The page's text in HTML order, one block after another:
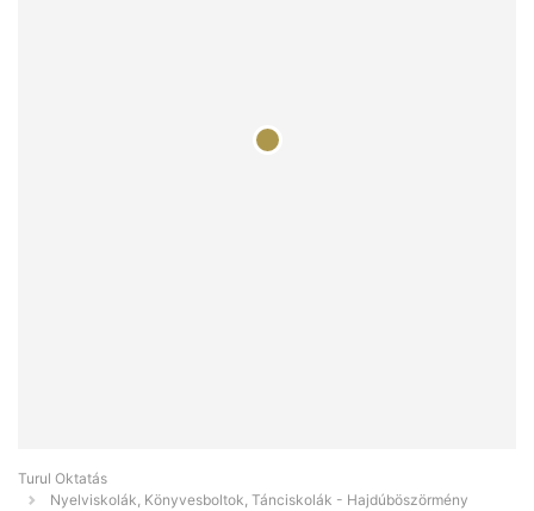
Turul Oktatás
Nyelviskolák, Könyvesboltok, Tánciskolák - Hajdúböszörmény